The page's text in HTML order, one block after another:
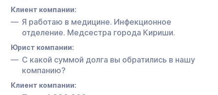
Клиент компании:
Я работаю в медицине. Инфекционное
отделение. Медсестра города Кириши.
Юрист компании:
С какой суммой долга вы обратились в нашу
компанию?
Клиент компании: